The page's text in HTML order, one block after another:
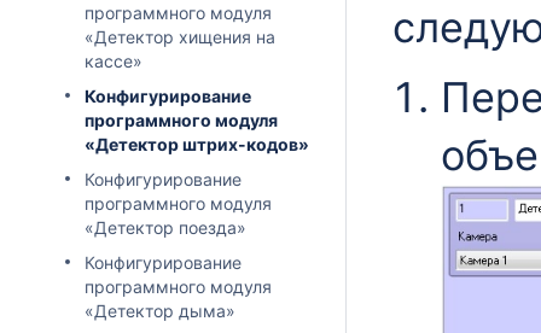
программного модуля
«Детектор хищения на
кассе»
Конфигурирование
программного модуля
«Детектор штрих-кодов»
Конфигурирование
программного модуля
«Детектор поезда»
Конфигурирование
программного модуля
«Детектор дыма»